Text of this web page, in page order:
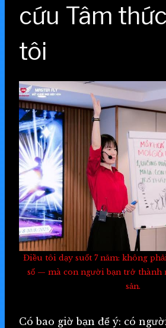
cứu Tâm
tôi
Điều tôi dạy suốt 7 năm: không
số — mà con người bạn trở thành
sản.
Có bao giờ bạn để ý: có